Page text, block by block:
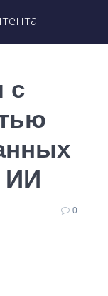
с
ИИ
0